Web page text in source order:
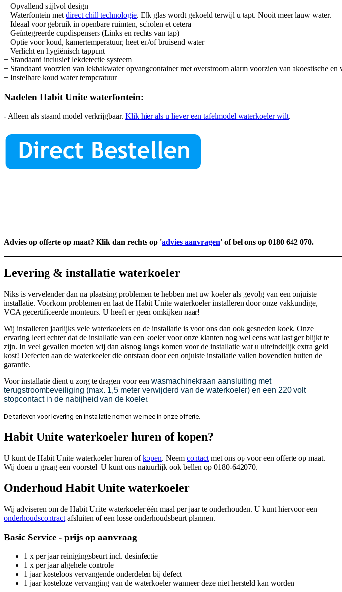
+ Opvallend stijlvol design
+ Waterfontein metdirect chill technologie. Elk glas wordt gekoeld terwijl u tapt. Nooit meer lauw water.
+ Ideaal voor gebruik in openbare ruimten, scholen et cetera
+ Geïntegreerde cupdispensers (Links en rechts van tap)
+ Optie voor koud, kamertemperatuur, heet en/of bruisend water
+ Verlicht en hygiënisch tappunt
+ Standaard inclusief lekdetectie systeem
+ Standaard voorzien van lekbakwater opvangcontainer met overstroom alarm voorzien van akoestische
+ Instelbare koud water temperatuur
Nadelen Habit Unite waterfontein:
- Alleen als staand model verkrijgbaar. Klik hier als u liever een tafelmodel waterkoeler wilt.
Advies op offerte op maat? Klik dan rechts op 'advies aanvragen' of bel ons op 0180 642 070.
Levering & installatie waterkoeler
Niks is vervelender dan na plaatsing problemen te hebben met uw koeler als gevolg van een onjuiste
installatie. Voorkom problemen en laat de Habit Unite waterkoeler installeren door onze vakkundige,
VCA gecertificeerde monteurs. U heeft er geen omkijken naar!
Wij installeren jaarlijks vele waterkoelers en de installatie is voor ons dan ook gesneden koek. Onze
ervaring leert echter dat de installatie van een koeler voor onze klanten nog wel eens wat lastiger blijkt te
zijn. In veel gevallen moeten wij dan alsnog langs komen voor de installatie wat u uiteindelijk extra geld
kost! Defecten aan de waterkoeler die ontstaan door een onjuiste installatie vallen bovendien buiten de
garantie.
Voor installatie dient u zorg te dragen voor een wasmachinekraan aansluiting met
terugstroombeveiliging (max. 1,5 meter verwijderd van de waterkoeler) en een 220 volt
stopcontact in de nabijheid van de koeler.
De tarieven voor levering en installatie nemen we mee in onze offerte.
Habit Unite waterkoeler huren of kopen?
U kunt de Habit Unite waterkoeler huren ofkopen. Neem contact met ons op voor een offerte op maat.
Wij doen u graag een voorstel. U kunt ons natuurlijk ook bellen op 0180-642070.
Onderhoud Habit Unite waterkoeler
Wij adviseren om de Habit Unite waterkoeler één maal per jaar te onderhouden. U kunt hiervoor een
onderhoudscontract afsluiten of een losse onderhoudsbeurt plannen.
Basic Service - prijs op aanvraag
1 x per jaar reinigingsbeurt incl. desinfectie
1 x per jaar algehele controle
1 jaar kosteloos vervangende onderdelen bij defect
1 jaar kosteloze vervanging van de waterkoeler wanneer deze niet hersteld kan worden